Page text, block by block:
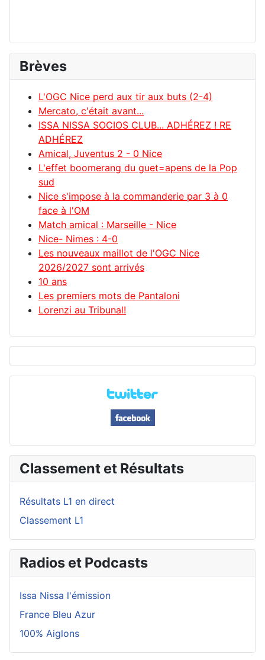
Brèves
L'OGC Nice perd aux tir aux buts (2-4)
Mercato, c'était avant...
ISSA NISSA SOCIOS CLUB... ADHÉREZ ! RE
ADHÉREZ
Amical, Juventus 2 - 0 Nice
L'effet boomerang du guet=apens de la Pop
sud
Nice s'impose à la commanderie par 3 à 0
face à l'OM
Match amical : Marseille - Nice
Nice- Nimes : 4-0
Les nouveaux maillot de l'OGC Nice
2026/2027 sont arrivés
10 ans
Les premiers mots de Pantaloni
Lorenzi au Tribunal!
Classement et Résultats
Résultats L1 en direct
Classement L1
Radios et Podcasts
Issa Nissa l'émission
France Bleu Azur
100% Aiglons